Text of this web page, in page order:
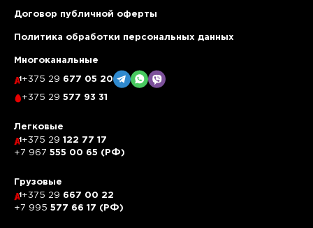
Договор публичной оферты
Политика обработки персональных данных
Многоканальные
+375 29 677 05 20
+375 29 577 93 31
Легковые
+375 29 122 77 17
+7 967 555 00 65 (РФ)
Грузовые
+375 29 667 00 22
+7 995 577 66 17 (РФ)